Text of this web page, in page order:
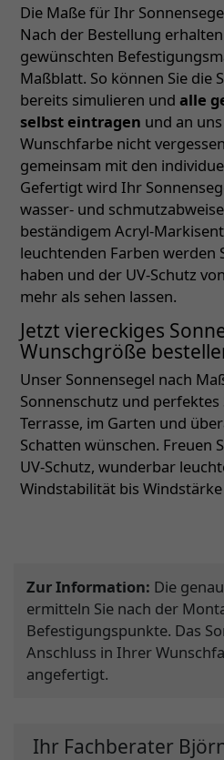
Die Maße für Ihr
Nach der Bestellung
gewünschten
Maßblatt. So können Sie die
bereits simulieren und alle
selbst eintragen und an
Wunschfarbe nicht
gemeinsam mit den
Gefertigt wird Ihr
wasser- und
beständigem Acryl-
leuchtenden Farben werden
haben und der UV-Schutz
mehr als sehen lassen.
Jetzt viereckiges
Wunschgröße
Unser Sonnensegel nach
Sonnenschutz und
Terrasse, im Garten und
Schatten wünschen. Freuen
UV-Schutz, wunderbar
Windstabilität bis Windstärke
Zur Information: Die
ermitteln Sie nach der
Befestigungspunkte. Das
Anschluss in Ihrer
angefertigt.
Ihr Fachberater